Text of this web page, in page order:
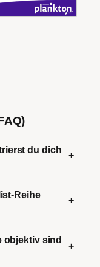
du dich
+
Reihe
+
objektiv sind
+